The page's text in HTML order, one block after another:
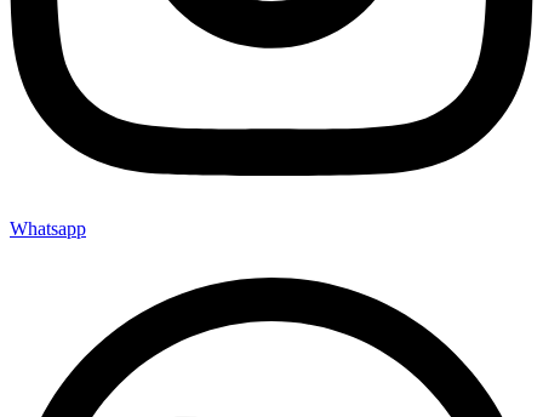
Whatsapp